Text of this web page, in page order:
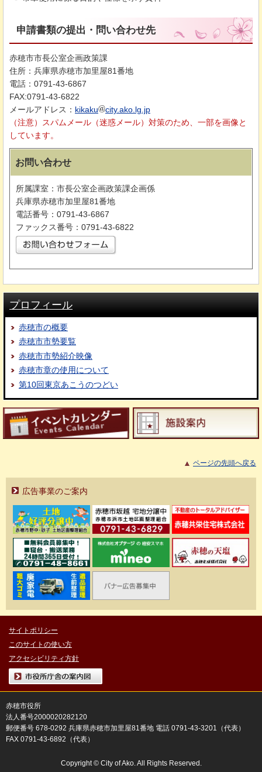
申請書類の提出・問い合わせ先
赤穂市市長公室企画政策課
住所：兵庫県赤穂市加里屋81番地
電話：0791-43-6867
FAX:0791-43-6822
メールアドレス： kikaku
city.ako.lg.jp
（注意）スパムメール（迷惑メール）対策のため、一部を画像と
しています。
お問い合わせ
所属課室：市長公室企画政策課企画係
兵庫県赤穂市加里屋81番地
電話番号：0791-43-6867
ファックス番号：0791-43-6822
プロフィール
赤穂市の概要
赤穂市市勢要覧
赤穂市市勢紹介映像
赤穂市章の使用について
第10回東京あこうのつどい
ページの先頭へ戻る
広告事業のご案内
サイトポリシー
このサイトの使い方
アクセシビリティ方針
市役所庁舎の案内図
赤穂市役所
法人番号2000020282120
郵便番号 678-0292 兵庫県赤穂市加里屋81番地 電話 0791-43-3201（代表）
FAX 0791-43-6892（代表）
Copyright © City of Ako. All Rights Reserved.